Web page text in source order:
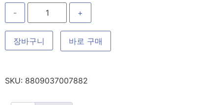
- +
장바구니 바로 구매
SKU: 8809037007882